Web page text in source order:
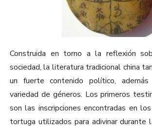
Construida en torno a la reflexión
sociedad, la literatura tradicional china
un fuerte contenido político,
variedad de géneros. Los primeros
son las inscripciones encontradas en
tortuga utilizados para adivinar durante